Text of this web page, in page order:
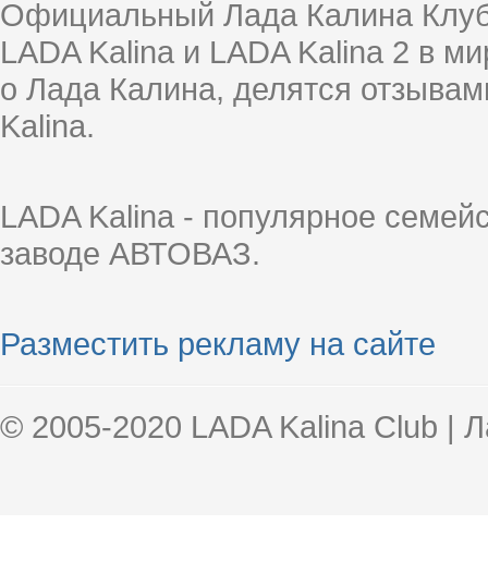
Официальный Лада Калина
LADA Kalina и LADA Kalina 2 в
о Лада Калина, делятся
Kalina.
LADA Kalina - популярное
заводе АВТОВАЗ.
Разместить рекламу на сайте
© 2005-2020 LADA Kalina Club |